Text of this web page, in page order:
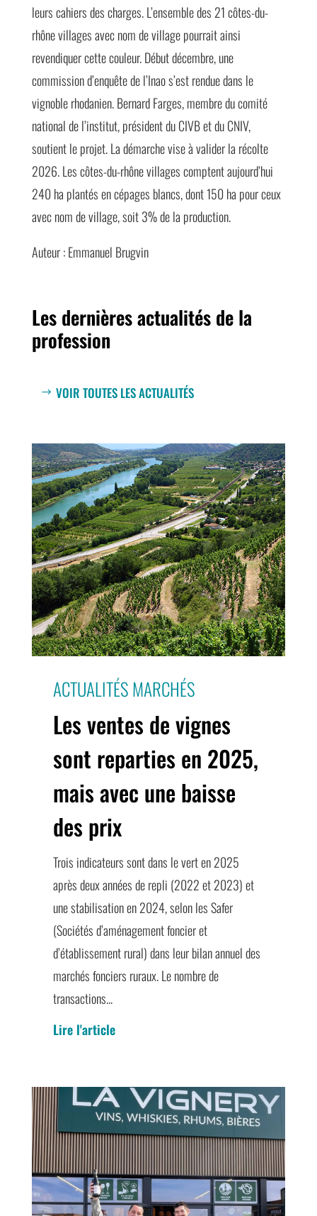
leurs cahiers des charges. L’ensemble des 21 côtes-du-
rhône villages avec nom de village pourrait ainsi
revendiquer cette couleur. Début décembre, une
commission d’enquête de l’Inao s’est rendue dans le
vignoble rhodanien. Bernard Farges, membre du comité
national de l’institut, président du CIVB et du CNIV,
soutient le projet. La démarche vise à valider la récolte
2026. Les côtes-du-rhône villages comptent aujourd’hui
240 ha plantés en cépages blancs, dont 150 ha pour ceux
avec nom de village, soit 3% de la production.
Auteur : Emmanuel Brugvin
Les dernières actualités de la
profession
VOIR TOUTES LES ACTUALITÉS
ACTUALITÉS MARCHÉS
Les ventes de vignes
sont reparties en 2025,
mais avec une baisse
des prix
Trois indicateurs sont dans le vert en 2025
après deux années de repli (2022 et 2023) et
une stabilisation en 2024, selon les Safer
(Sociétés d’aménagement foncier et
d’établissement rural) dans leur bilan annuel des
marchés fonciers ruraux. Le nombre de
transactions...
Lire l'article